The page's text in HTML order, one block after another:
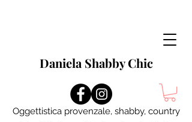
Daniela Shabby Chic
Oggettistica provenzale, shabby, country